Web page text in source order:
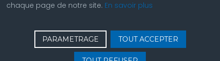
chaque page de notre site. En savoir plus
PARAMETRAGE TOUT ACCEPTER
Contactez nous | © Copyright 2023 |Plan du site|
Réalisation du site parABC Site Web| Seconnecter| Accès